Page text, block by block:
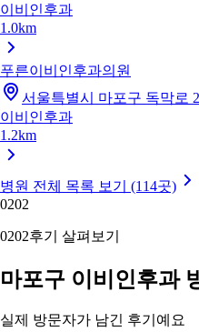
이비인후과
1.0km
푸른이비인후과의원
서울특별시 마포구 독막로
이비인후과
1.2km
병원 전체 목록 보기 (114곳)
0202
0202후기 살펴보기
마포구 이비인후과
실제 방문자가 남긴 후기예요